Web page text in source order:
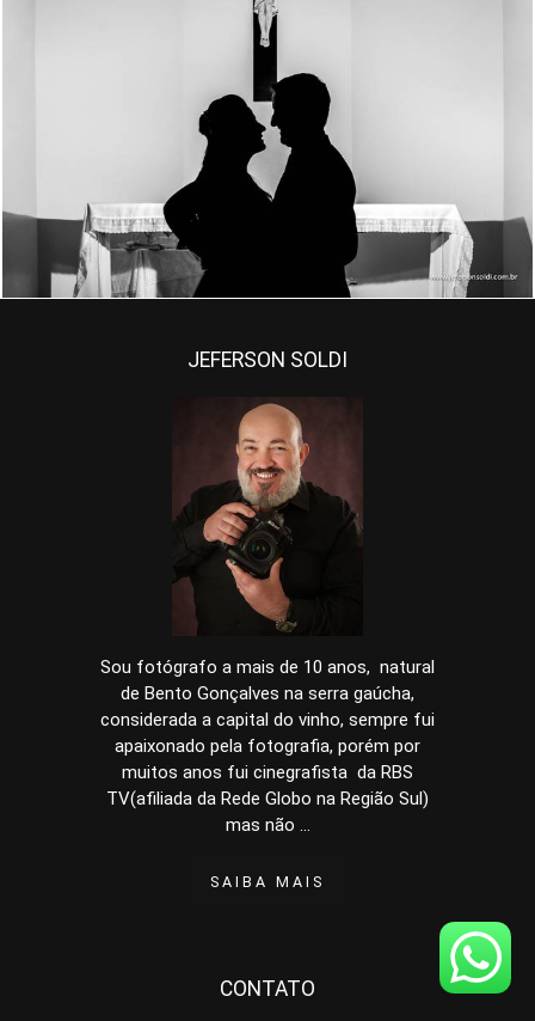
1490 126
JEFERSON SOLDI
Sou fotógrafo a mais de 10 anos, natural
de Bento Gonçalves na serra gaúcha,
considerada a capital do vinho, sempre fui
apaixonado pela fotografia, porém por
muitos anos fui cinegrafista da RBS
TV(afiliada da Rede Globo na Região Sul)
mas não ...
SAIBA MAIS
CONTATO